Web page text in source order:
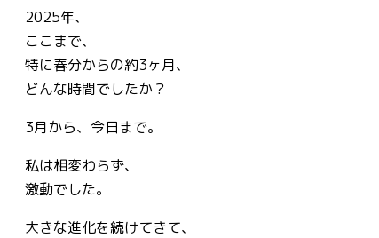
2025年、
ここまで、
特に春分からの約3ヶ月、
どんな時間でしたか？
3月から、今日まで。
私は相変わらず、
激動でした。
大きな進化を続けてきて、